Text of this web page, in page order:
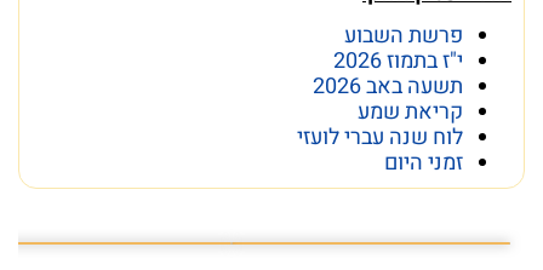
פרשת השבוע
י"ז בתמוז 2026
תשעה באב 2026
קריאת שמע
לוח שנה עברי לועזי
זמני היום